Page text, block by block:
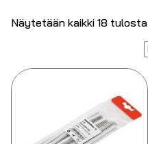
Näytetään kaikki 18 tulosta